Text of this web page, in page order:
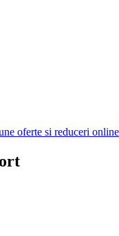
oferte si reduceri online